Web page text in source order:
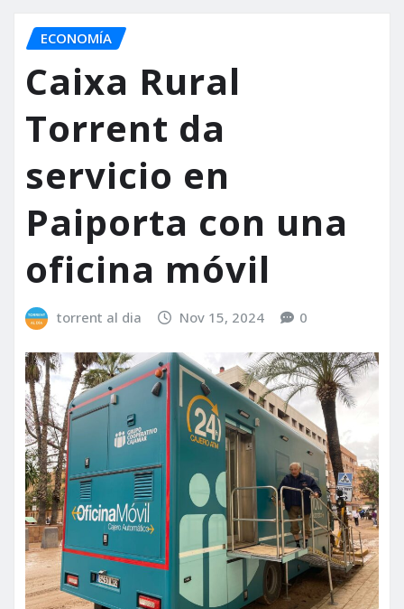
ECONOMÍA
Caixa Rural
Torrent da
servicio en
Paiporta con una
oficina móvil
torrent al dia Nov 15, 2024 0